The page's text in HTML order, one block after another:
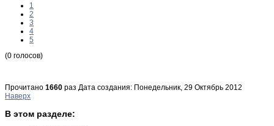
1
2
3
4
5
(0 голосов)
Прочитано 1660 раз Дата создания: Понедельник, 29 Октябрь 2012
Наверх
В этом разделе: